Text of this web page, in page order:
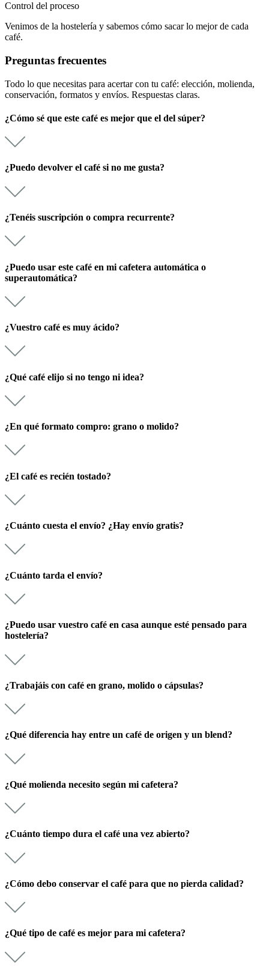
Control del proceso
Venimos de la hostelería y sabemos cómo sacar lo mejor de cada
café.
Preguntas frecuentes
Todo lo que necesitas para acertar con tu café: elección, molienda,
conservación, formatos y envíos. Respuestas claras.
¿Cómo sé que este café es mejor que el del súper?
¿Puedo devolver el café si no me gusta?
¿Tenéis suscripción o compra recurrente?
¿Puedo usar este café en mi cafetera automática o
superautomática?
¿Vuestro café es muy ácido?
¿Qué café elijo si no tengo ni idea?
¿En qué formato compro: grano o molido?
¿El café es recién tostado?
¿Cuánto cuesta el envío? ¿Hay envío gratis?
¿Cuánto tarda el envío?
¿Puedo usar vuestro café en casa aunque esté pensado para
hostelería?
¿Trabajáis con café en grano, molido o cápsulas?
¿Qué diferencia hay entre un café de origen y un blend?
¿Qué molienda necesito según mi cafetera?
¿Cuánto tiempo dura el café una vez abierto?
¿Cómo debo conservar el café para que no pierda calidad?
¿Qué tipo de café es mejor para mi cafetera?